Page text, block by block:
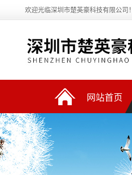
欢迎光临深圳市楚英豪科技有限公司！
网站首页